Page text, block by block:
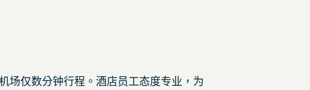
场仅数分钟行程。酒店员工态度专业，为